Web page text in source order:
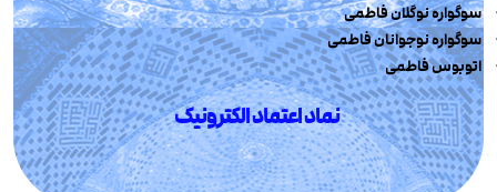
سوگواره نوگلان فاطمی
سوگواره نوجوانان فاطمی
اتوبوس فاطمی
نماد اعتماد الکترونیک